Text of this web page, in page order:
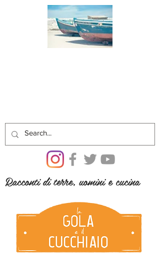
Racconti di terre, uomini e cucina